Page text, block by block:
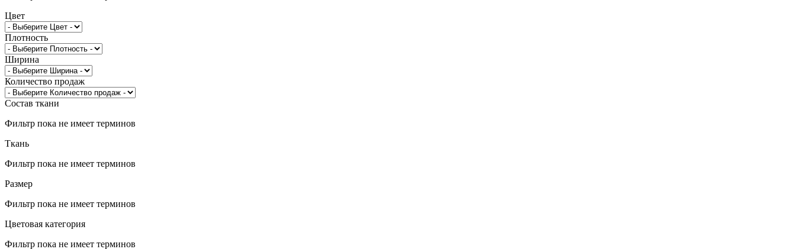
Цвет
Плотность
Ширина
Количество продаж
Состав ткани
Фильтр пока не имеет терминов
Ткань
Фильтр пока не имеет терминов
Размер
Фильтр пока не имеет терминов
Цветовая категория
Фильтр пока не имеет терминов